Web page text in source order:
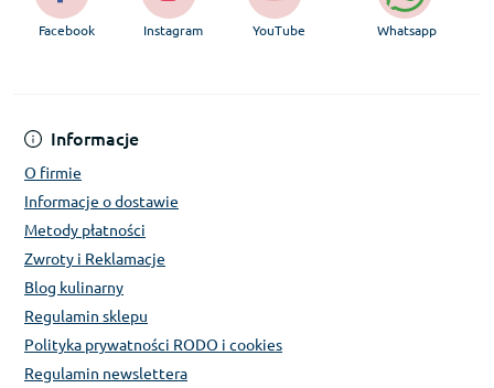
Informacje
O firmie
Informacje o dostawie
Metody płatności
Zwroty i Reklamacje
Blog kulinarny
Regulamin sklepu
Polityka prywatności RODO i cookies
Regulamin newslettera
Facebook Instagram YouTube Whatsapp